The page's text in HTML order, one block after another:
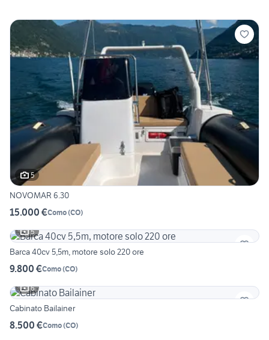
5
NOVOMAR 6.30
15.000 €Como(CO)
5
Barca 40cv 5,5m, motore solo 220 ore
9.800 €Como(CO)
6
Cabinato Bailainer
8.500 €Como(CO)